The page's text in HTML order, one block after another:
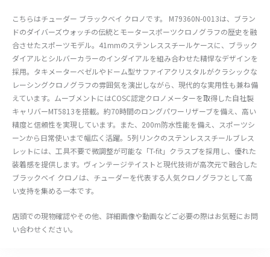
こちらはチューダー ブラックベイ クロノです。 M79360N-0013は、ブラン
ドのダイバーズウォッチの伝統とモータースポーツクロノグラフの歴史を融
合させたスポーツモデル。41mmのステンレススチールケースに、ブラック
ダイアルとシルバーカラーのインダイアルを組み合わせた精悍なデザインを
採用。タキメーターベゼルやドーム型サファイアクリスタルがクラシックな
レーシングクロノグラフの雰囲気を演出しながら、現代的な実用性も兼ね備
えています。ムーブメントにはCOSC認定クロノメーターを取得した自社製
キャリバーMT5813を搭載。約70時間のロングパワーリザーブを備え、高い
精度と信頼性を実現しています。また、200m防水性能を備え、スポーツシ
ーンから日常使いまで幅広く活躍。5列リンクのステンレススチールブレス
レットには、工具不要で微調整が可能な「T-fit」クラスプを採用し、優れた
装着感を提供します。ヴィンテージテイストと現代技術が高次元で融合した
ブラックベイ クロノは、チューダーを代表する人気クロノグラフとして高
い支持を集める一本です。
店頭での現物確認やその他、詳細画像や動画などご必要の際はお気軽にお問
い合わせください。